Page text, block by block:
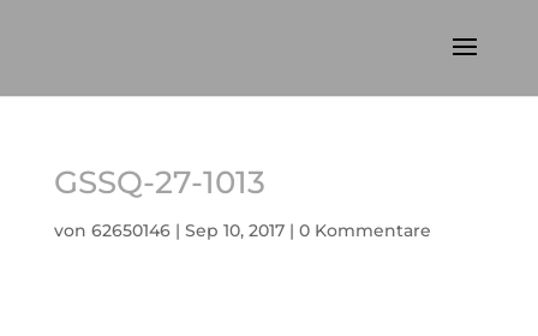
GSSQ-27-1013
von 62650146| Sep 10, 2017| 0 Kommentare